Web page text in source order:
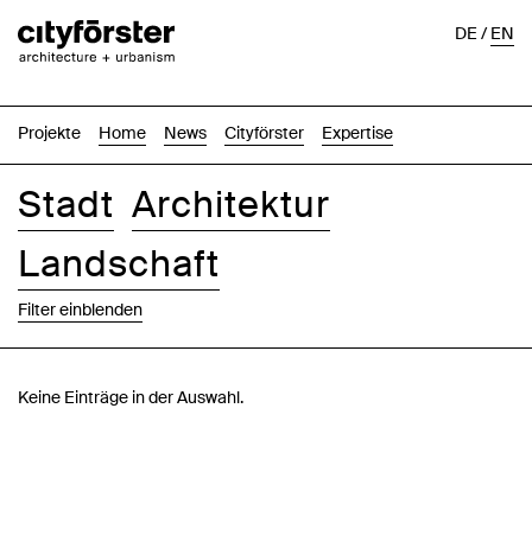
Projekte Home News Cityförster Expertise
DE/EN
Stadt Architektur
Landschaft
Filter einblenden
Keine Einträge in der Auswahl.